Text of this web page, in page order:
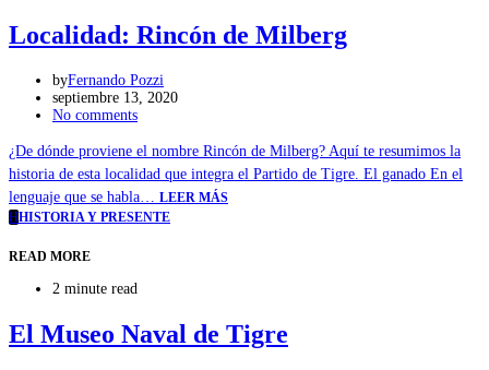
Localidad: Rincón de Milberg
byFernando Pozzi
septiembre 13, 2020
No comments
¿De dónde proviene el nombre Rincón de Milberg? Aquí te resumimos la
historia de esta localidad que integra el Partido de Tigre. El ganado En el
lenguaje que se habla… LEER MÁS
HHISTORIA Y PRESENTE
READ MORE
2 minute read
El Museo Naval de Tigre